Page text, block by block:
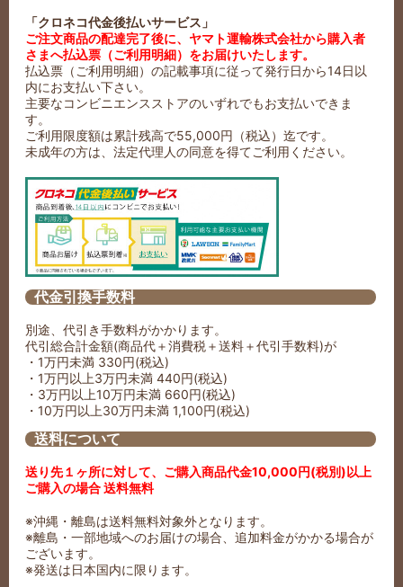
「クロネコ代金後払いサービス」
ご注文商品の配達完了後に、ヤマト運輸株式会社から購入者
さまへ払込票（ご利用明細）をお届けいたします。
払込票（ご利用明細）の記載事項に従って発行日から14日以
内にお支払い下さい。
主要なコンビニエンスストアのいずれでもお支払いできま
す。
ご利用限度額は累計残高で55,000円（税込）迄です。
未成年の方は、法定代理人の同意を得てご利用ください。
代金引換手数料
別途、代引き手数料がかかります。
代引総合計金額(商品代＋消費税＋送料＋代引手数料)が
・1万円未満 330円(税込)
・1万円以上3万円未満 440円(税込)
・3万円以上10万円未満 660円(税込)
・10万円以上30万円未満 1,100円(税込)
送料について
送り先１ヶ所に対して、ご購入商品代金10,000円(税別)以上
ご購入の場合 送料無料
※沖縄・離島は送料無料対象外となります。
※離島・一部地域へのお届けの場合、追加料金がかかる場合が
ございます。
※発送は日本国内に限ります。